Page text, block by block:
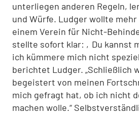
unterliegen anderen Regeln,
und Würfe. Ludger wollte
einem Verein für Nicht-
stellte sofort klar: ‚Du kannst
ich kümmere mich nicht
berichtet Ludger. „Schließlich
begeistert von meinen
mich gefragt hat, ob ich nicht
machen wolle.“